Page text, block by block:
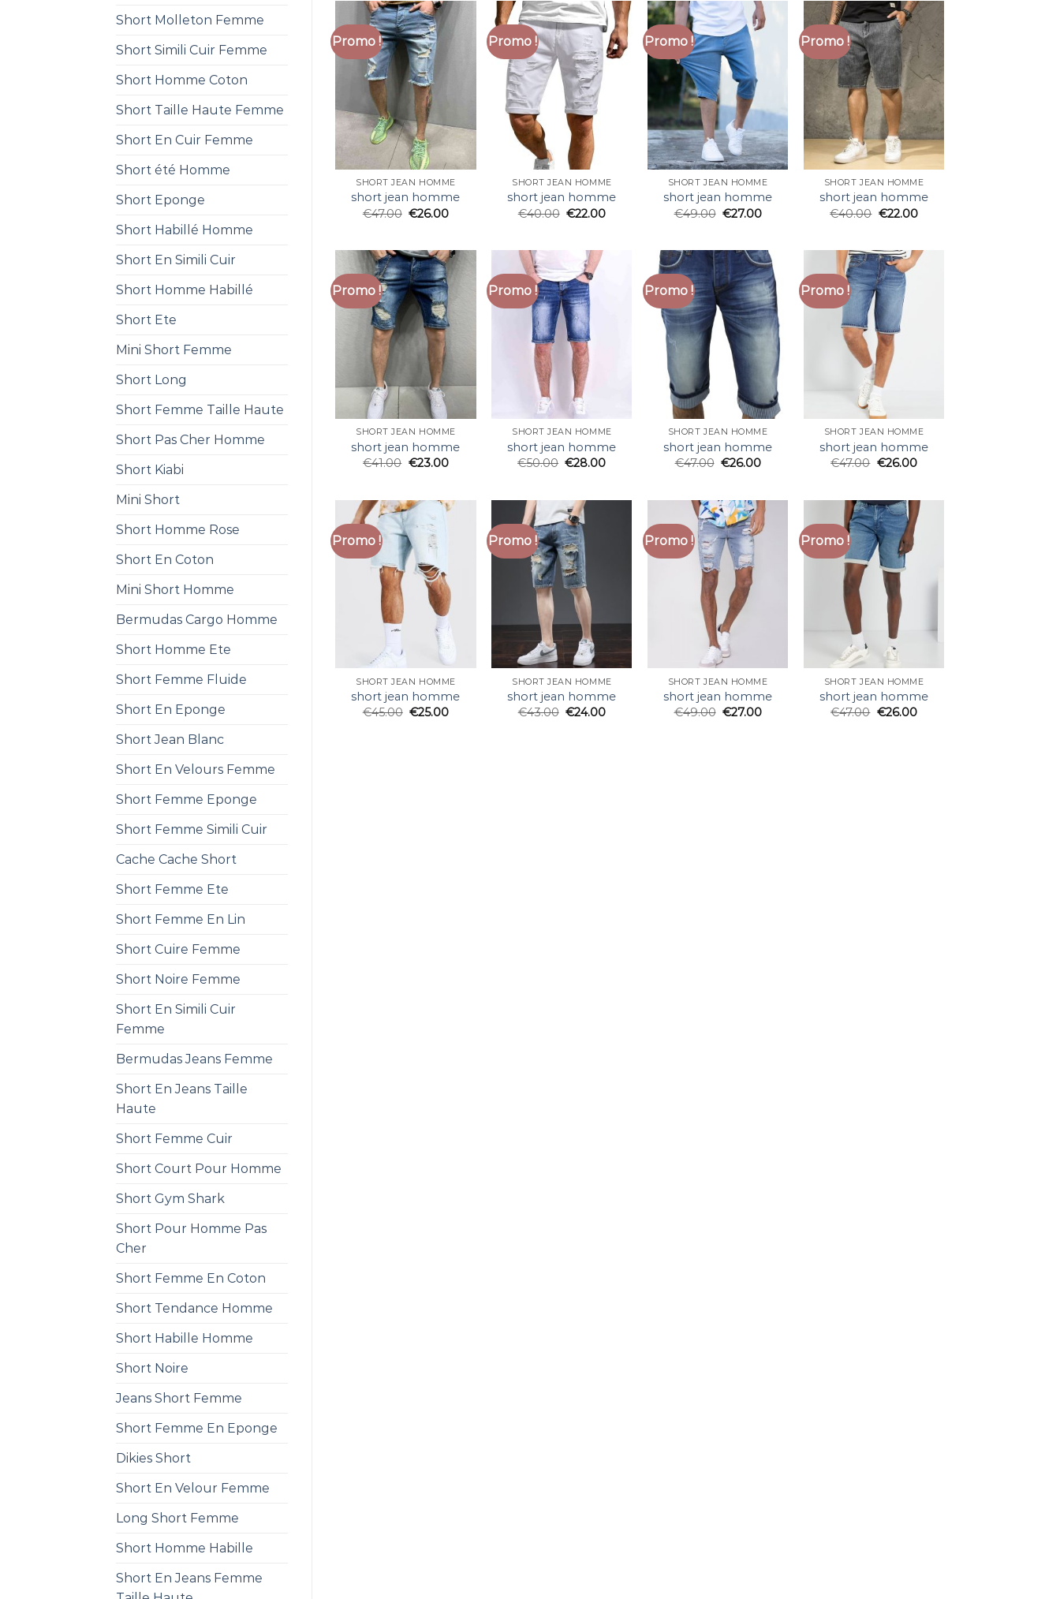
Short Molleton Femme
Short Simili Cuir Femme
Short Homme Coton
Short Taille Haute Femme
Short En Cuir Femme
Short été Homme
Short Eponge
Short Habillé Homme
Short En Simili Cuir
Short Homme Habillé
Short Ete
Mini Short Femme
Short Long
Short Femme Taille Haute
Short Pas Cher Homme
Short Kiabi
Mini Short
Short Homme Rose
Short En Coton
Mini Short Homme
Bermudas Cargo Homme
Short Homme Ete
Short Femme Fluide
Short En Eponge
Short Jean Blanc
Short En Velours Femme
Short Femme Eponge
Short Femme Simili Cuir
Cache Cache Short
Short Femme Ete
Short Femme En Lin
Short Cuire Femme
Short Noire Femme
Short En Simili Cuir
Femme
Bermudas Jeans Femme
Short En Jeans Taille
Haute
Short Femme Cuir
Short Court Pour Homme
Short Gym Shark
Short Pour Homme Pas
Cher
Short Femme En Coton
Short Tendance Homme
Short Habille Homme
Short Noire
Jeans Short Femme
Short Femme En Eponge
Dikies Short
Short En Velour Femme
Long Short Femme
Short Homme Habille
Short En Jeans Femme
Promo !
SHORT JEAN HOMME
short jean homme
€47.00 €26.00
Promo !
SHORT JEAN HOMME
short jean homme
€40.00 €22.00
Promo !
SHORT JEAN HOMME
short jean homme
€49.00 €27.00
Promo !
SHORT JEAN HOMME
short jean homme
€40.00 €22.00
Promo !
SHORT JEAN HOMME
short jean homme
€41.00 €23.00
Promo !
SHORT JEAN HOMME
short jean homme
€50.00 €28.00
Promo !
SHORT JEAN HOMME
short jean homme
€47.00 €26.00
Promo !
SHORT JEAN HOMME
short jean homme
€47.00 €26.00
Promo !
SHORT JEAN HOMME
short jean homme
€45.00 €25.00
Promo !
SHORT JEAN HOMME
short jean homme
€43.00 €24.00
Promo !
SHORT JEAN HOMME
short jean homme
€49.00 €27.00
Promo !
SHORT JEAN HOMME
short jean homme
€47.00 €26.00